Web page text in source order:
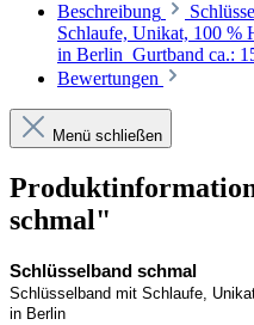
Beschreibung
Schlaufe, Unikat, 100 %
in Berlin Gurtband ca.:
Bewertungen
Menü schließen
schmal"
Schlüsselband schmal
Schlüsselband mit Schlaufe,
in Berlin